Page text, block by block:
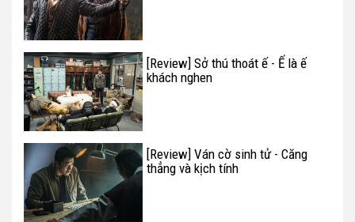
[Review] Sở thú thoát ế - Ế là ế
khách nghen
[Review] Ván cờ sinh tử - Căng
thẳng và kịch tính